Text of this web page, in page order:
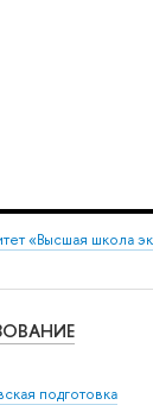
«Высшая школа
подготовка